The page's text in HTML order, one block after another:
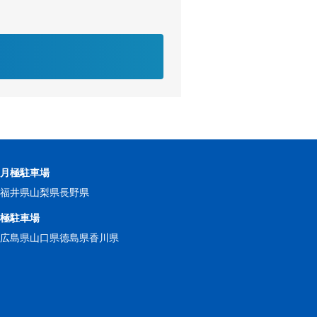
極駐車場
福井県山梨県長野県
駐車場
広島県山口県徳島県香川県